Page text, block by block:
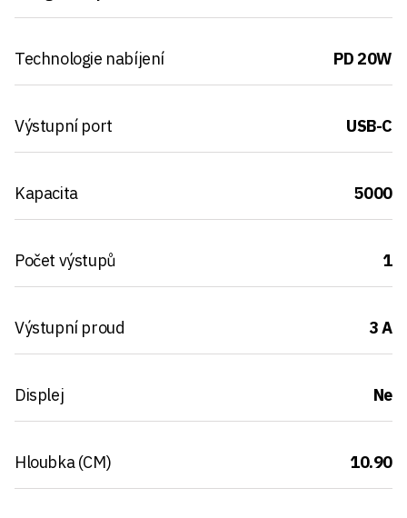
Technologie nabíjení PD 20W
Výstupní port USB-C
Kapacita 5000
Počet výstupů 1
Výstupní proud 3 A
Displej Ne
Hloubka (CM) 10.90